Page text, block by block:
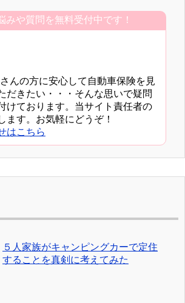
みや質問を無料受付中です！
んの方に安心して自動車保険を見
だきたい・・・そんな思いで疑問
けております。当サイト責任者の
ます。お気軽にどうぞ！
はこちら
５人家族がキャンピングカーで定住
することを真剣に考えてみた